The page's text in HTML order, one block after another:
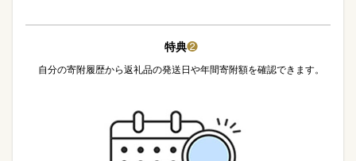
特典❷
自分の寄附履歴から返礼品の発送日や年間寄附額を確認できます。